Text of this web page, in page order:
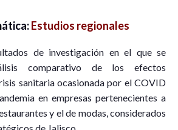
Estudios regionales
de investigación en el que se
comparativo de los efectos
sanitaria ocasionada por el COVID
en empresas pertenecientes a
y el de modas, considerados